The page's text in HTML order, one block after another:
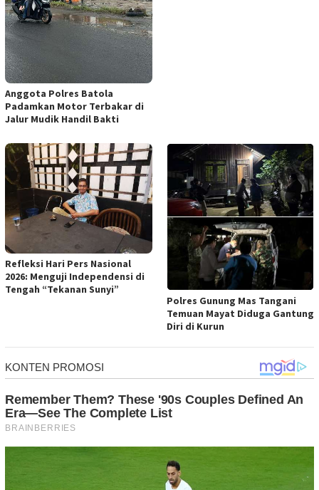
Anggota Polres Batola
Padamkan Motor Terbakar di
Jalur Mudik Handil Bakti
Refleksi Hari Pers Nasional
2026: Menguji Independensi di
Tengah “Tekanan Sunyi”
Polres Gunung Mas Tangani
Temuan Mayat Diduga Gantung
Diri di Kurun